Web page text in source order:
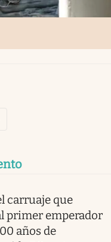
carruaje que
primer emperador
años de